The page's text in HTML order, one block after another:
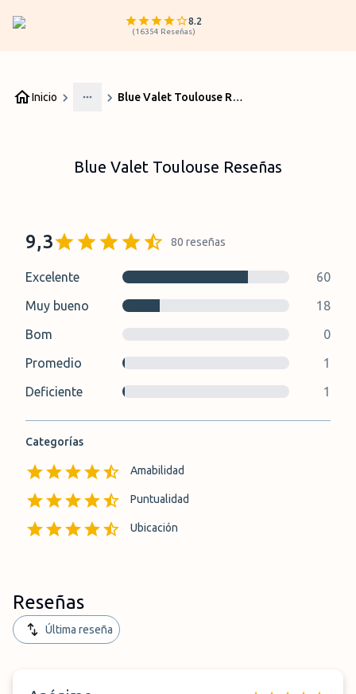
8.2
(16354 Reseñas)
Inicio
More
Blue Valet Toulouse Reseñas
Blue Valet Toulouse Reseñas
9,3 80 reseñas
Excelente
60
Muy bueno
18
Bom
0
Promedio
1
Deficiente
1
Categorías
Amabilidad
Puntualidad
Ubicación
Reseñas
Última reseña